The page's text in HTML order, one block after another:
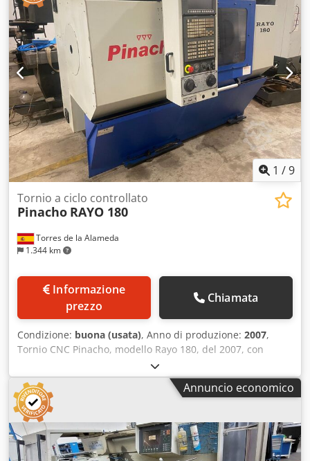
1 /9
Torres de la Alameda
1.344 km
Tornio a ciclo controllato
Pinacho RAYO 180
prezzo
Chiamata
Condizione: buona (usata), Anno di produzione: 2007,
Tornio CNC Pinacho, modello Rayo 180, del 2007, con
controllo Fanuc. Distanza tra le punte: 750 mm, diametro
di tornitura: 360 mm, diametro mandrino: 200 mm,
larghezza bancale: 250 mm, foro mandrino principale: 42
mm, gamma di velocità: da 100 a 4.000 giri/min, potenza
motore: 5,5 kW, torretta automatica a 8 utensili. Chedpfsv
T Tvysx Ab Soa
Annuncio economico